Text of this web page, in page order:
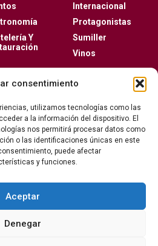
consentimiento
utilizamos tecnologías como las
a la información del dispositivo. El
nos permitirá procesar datos como
o las identificaciones únicas en este
puede afectar
y funciones.
Aceptar
Denegar
Y
Internacional
Protagonistas
Sumiller
Vinos
la guía para disfrutar de las copas
de la temporada
y Seminci renuevan su alianza
del festival